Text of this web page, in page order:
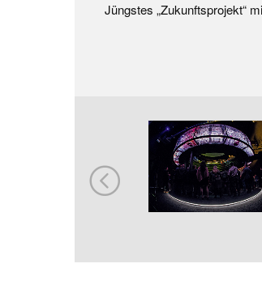
Jüngstes „Zukunftsprojekt“